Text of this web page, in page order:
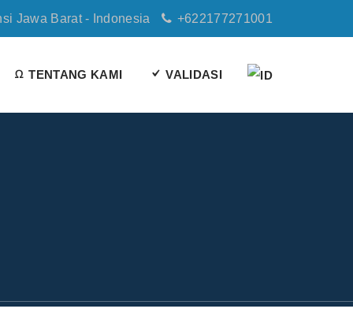
Jawa Barat - Indonesia +622177271001
TENTANG KAMI VALIDASI